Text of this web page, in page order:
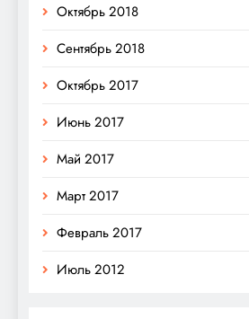
Октябрь 2018
Сентябрь 2018
Октябрь 2017
Июнь 2017
Май 2017
Март 2017
Февраль 2017
Июль 2012